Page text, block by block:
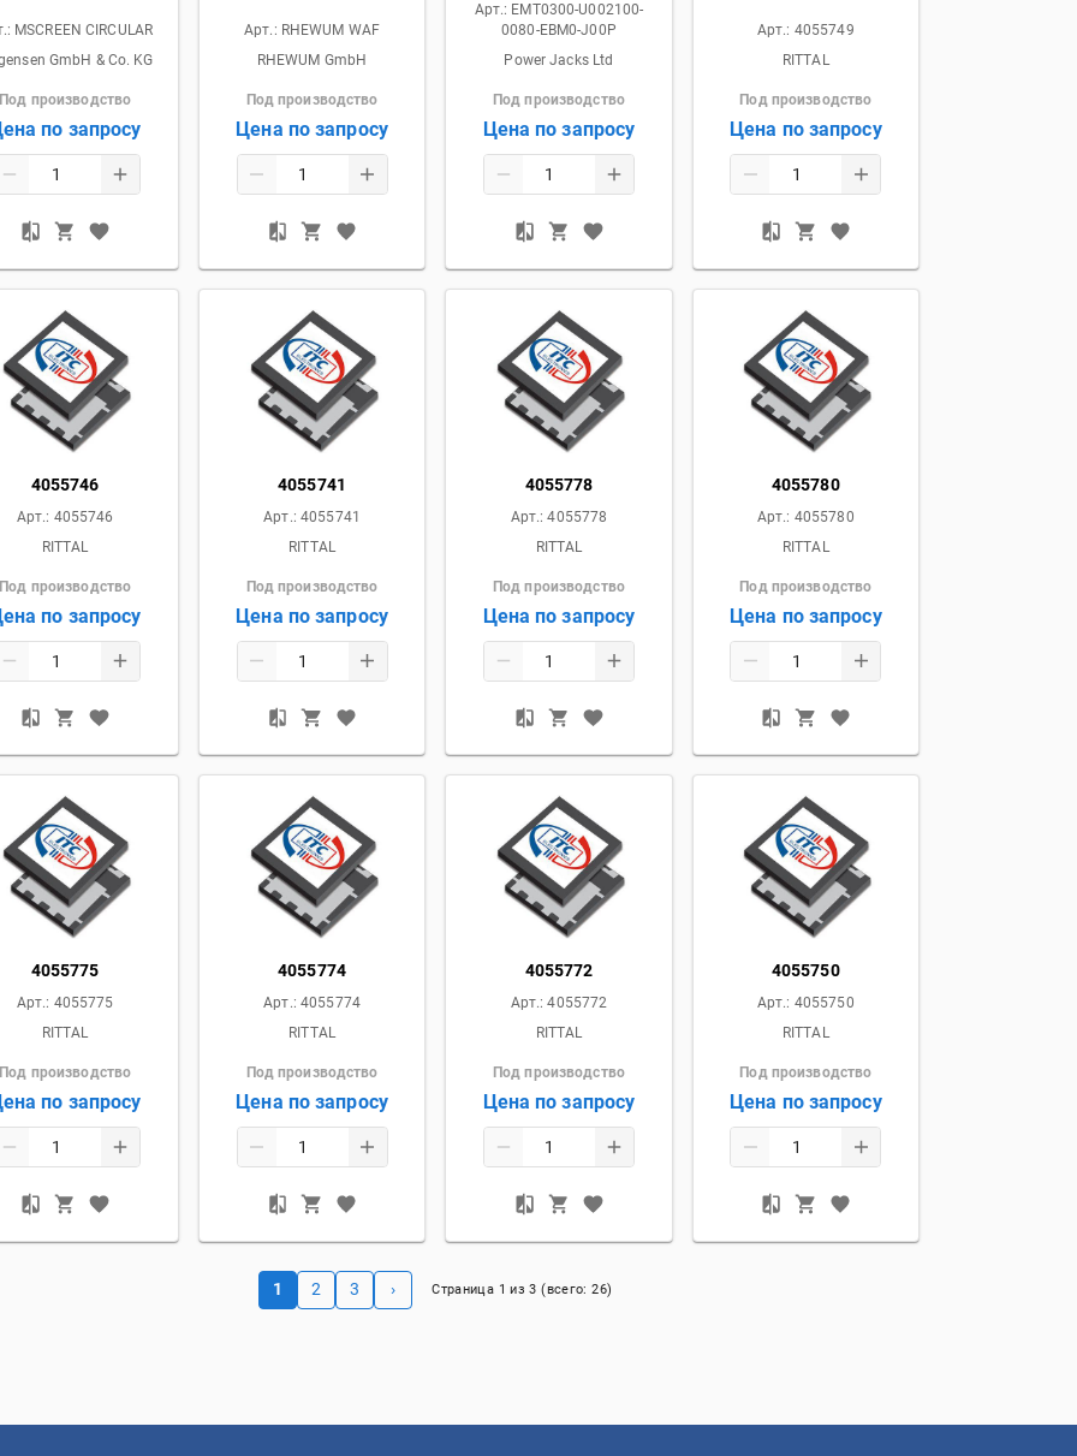
MSCREEN CIRCULAR
GmbH & Co. KG
Под производство
по запросу
Арт.: RHEWUM WAF
RHEWUM GmbH
Под производство
Цена по запросу
Арт.: EMT0300-U002100-
0080-EBM0-J00P
Power Jacks Ltd
Под производство
Цена по запросу
Арт.: 4055749
RITTAL
Под производство
Цена по запросу
4055746
Арт.: 4055746
RITTAL
Под производство
по запросу
4055741
Арт.: 4055741
RITTAL
Под производство
Цена по запросу
4055778
Арт.:4055778
RITTAL
Под производство
Цена по запросу
4055780
Арт.: 4055780
RITTAL
Под производство
Цена по запросу
4055775
Арт.: 4055775
RITTAL
Под производство
по запросу
4055774
Арт.: 4055774
RITTAL
Под производство
Цена по запросу
4055772
Арт.:4055772
RITTAL
Под производство
Цена по запросу
4055750
Арт.: 4055750
RITTAL
Под производство
Цена по запросу
1 2 3 › Страница 1 из3 (всего:26)